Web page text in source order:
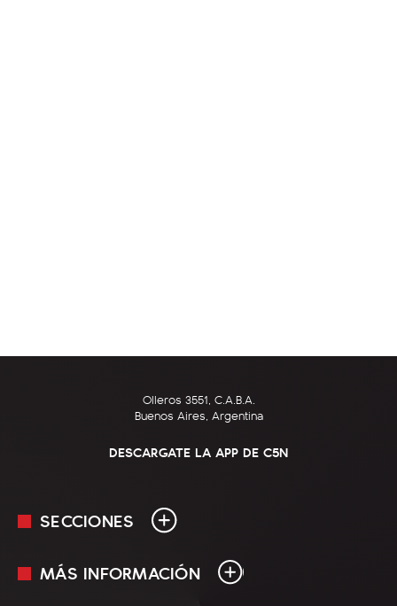
Olleros 3551, C.A.B.A.
Buenos Aires, Argentina
DESCARGATE LA APP DE C5N
SECCIONES
En Vivo
MÁS INFORMACIÓN